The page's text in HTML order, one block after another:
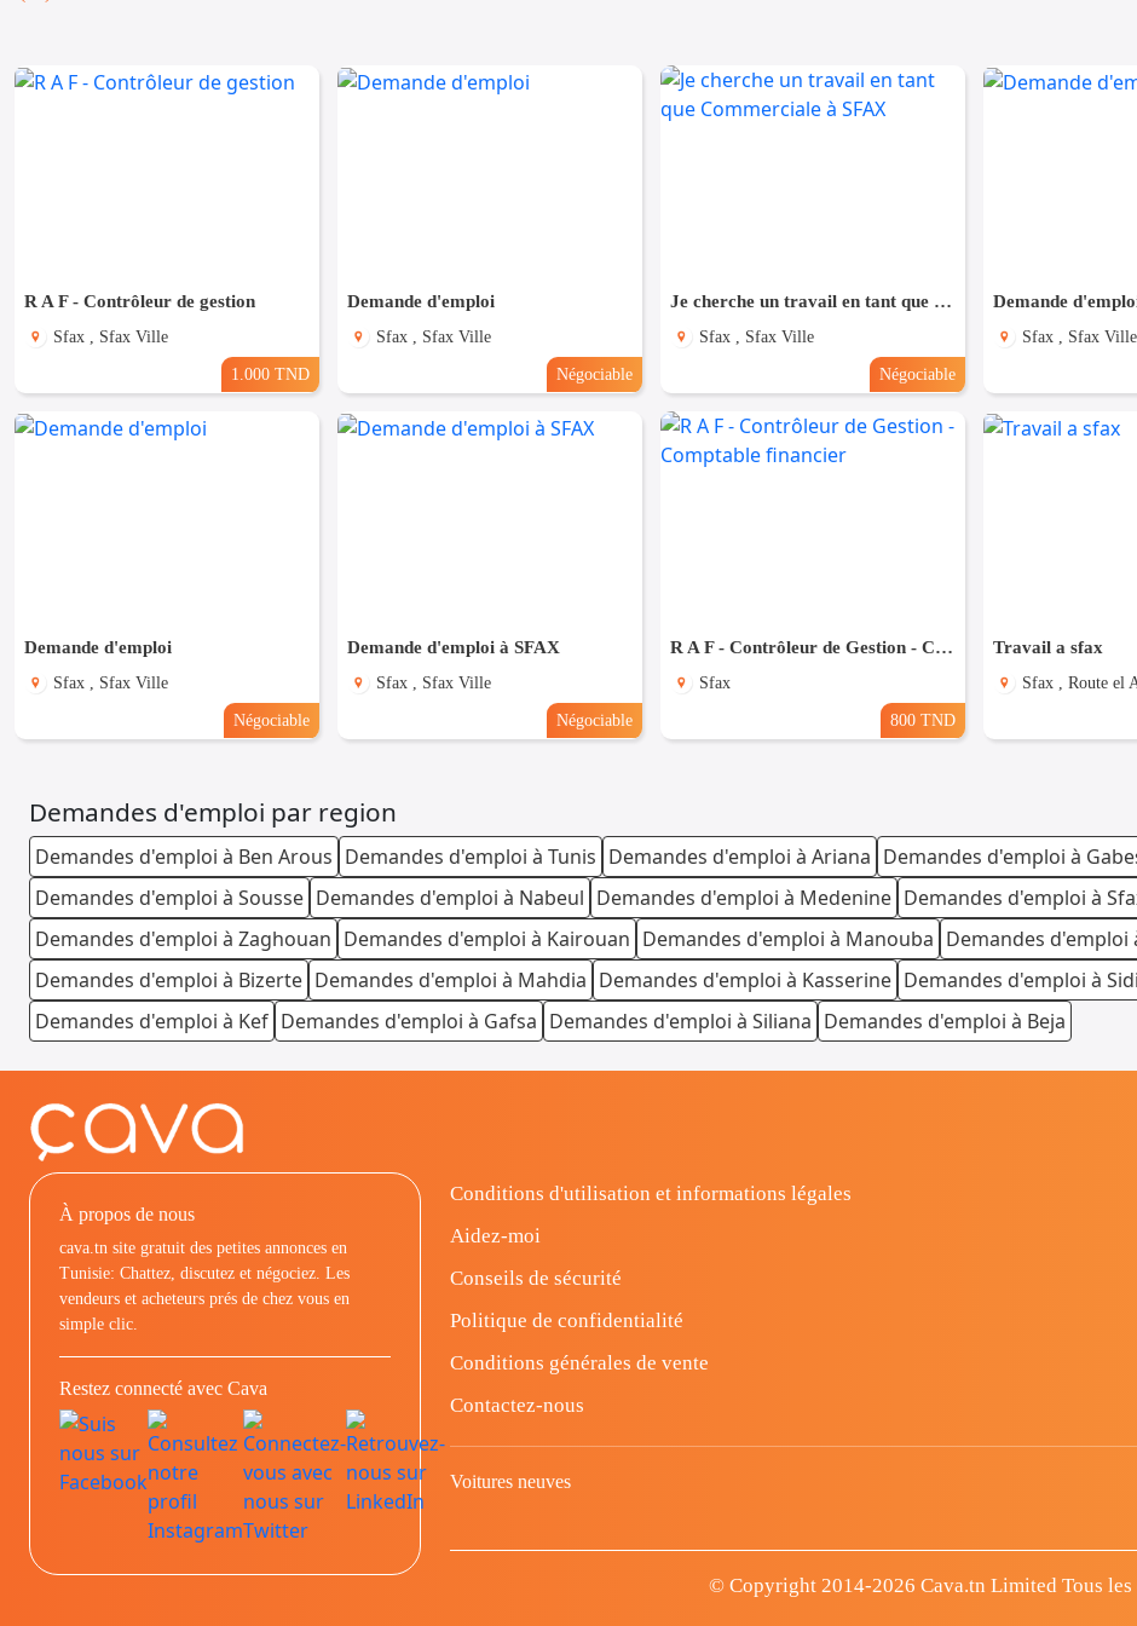
R A F - Contrôleur de gestion
Sfax , Sfax Ville
1.000 TND
Demande d'emploi
Sfax , Sfax Ville
Négociable
Je cherche un travail en tant que Commerciale à SFAX
Sfax , Sfax Ville
Négociable
Demande
Sfax , Sfax Ville
Demande d'emploi
Sfax , Sfax Ville
Négociable
Demande d'emploi à SFAX
Sfax , Sfax Ville
Négociable
R A F - Contrôleur de Gestion - Comptable financier
Sfax
800 TND
Travail a sfax
Sfax , Route el
Demandes d'emploi par region
Demandes d'emploi à Ben Arous Demandes d'emploi à Tunis Demandes d'emploi à Ariana Demandes d'emploi à
Demandes d'emploi à Sousse Demandes d'emploi à Nabeul Demandes d'emploi à Medenine Demandes d'emploi à
Demandes d'emploi à Zaghouan Demandes d'emploi à Kairouan Demandes d'emploi à Manouba Demandes d'emploi
Demandes d'emploi à Bizerte Demandes d'emploi à Mahdia Demandes d'emploi à Kasserine Demandes d'emploi à
Demandes d'emploi à Kef Demandes d'emploi à Gafsa Demandes d'emploi à Siliana Demandes d'emploi à Beja
À propos de nous
cava.tn site gratuit des petites annonces en
Tunisie: Chattez, discutez et négociez. Les
vendeurs et acheteurs prés de chez vous en
simple clic.
Restez connecté avec Cava
Conditions d'utilisation et informations légales
Aidez-moi
Conseils de sécurité
Politique de confidentialité
Conditions générales de vente
Contactez-nous
Voitures neuves
© Copyright 2014-2026 Cava.tn Limited Tous les